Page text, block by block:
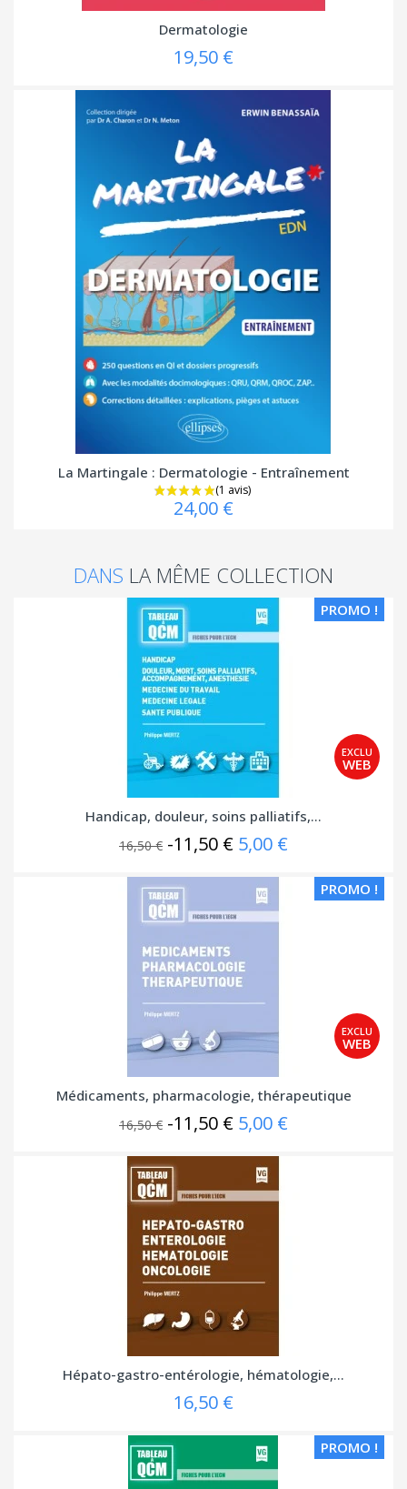
Dermatologie
19,50 €
La Martingale : Dermatologie - Entraînement
24,00 €
DANS LA MÊME COLLECTION
PROMO !
Handicap, douleur, soins palliatifs,...
16,50 € -11,50 € 5,00 €
PROMO !
Médicaments, pharmacologie, thérapeutique
16,50 € -11,50 € 5,00 €
Hépato-gastro-entérologie, hématologie,...
16,50 €
PROMO !